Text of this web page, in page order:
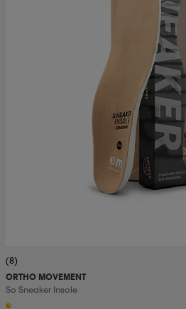
(8)
ORTHO MOVEMENT
So Sneaker Insole